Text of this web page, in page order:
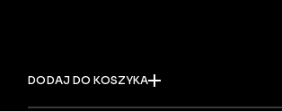
DODAJ DO KOSZYKA